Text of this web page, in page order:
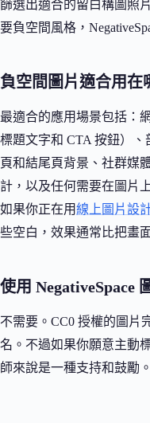
篩選出適合的留白構圖照
要負空間風格，
負空間圖片適合用在
最適合的應用場景包括：
標題文字和 CTA 按鈕）
頁和結尾頁背景、社群媒
計，以及任何需要在圖片
如果你正在用線上圖片設
些空白，效果通常比把畫
使用 NegativeSpace
不需要。CC0 授權的圖片
名。不過如果你願意主動
師來說是一種支持和鼓勵。